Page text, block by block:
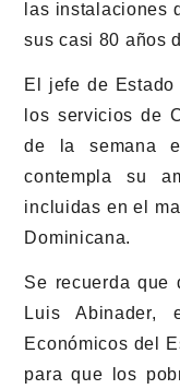
las instalaciones
sus casi 80 años
El jefe de
los servicios de
de la semana
contempla su
incluidas en el
Dominicana.
Se recuerda que
Luis Abinader,
Económicos del
para que los